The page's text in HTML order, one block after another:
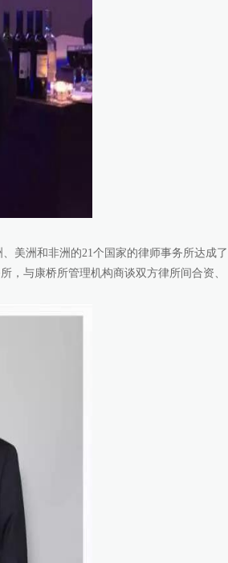
美洲和非洲的21个国家的律师事务所达成了
，与康桥所管理机构商谈双方律所间合资、